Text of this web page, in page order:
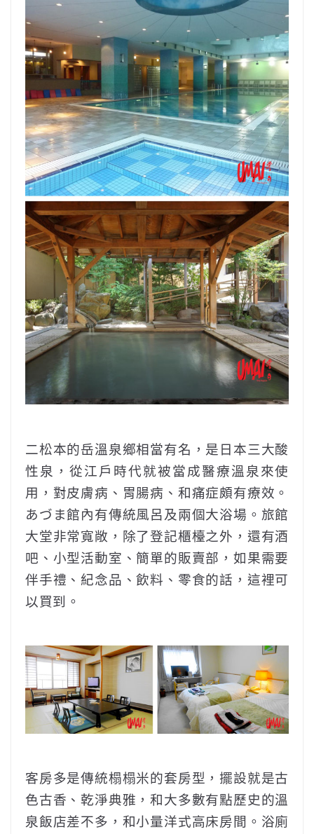
二松本的岳溫泉鄉相當有名，是日本三大酸
性泉，從江戶時代就被當成醫療溫泉來使
用，對皮膚病、胃腸病、和痛症頗有療效。
あづま館內有傳統風呂及兩個大浴場。旅館
大堂非常寬敞，除了登記櫃檯之外，還有酒
吧、小型活動室、簡單的販賣部，如果需要
伴手禮、紀念品、飲料、零食的話，這裡可
以買到。
客房多是傳統榻榻米的套房型，擺設就是古
色古香、乾淨典雅，和大多數有點歷史的溫
泉飯店差不多，和小量洋式高床房間。浴廁